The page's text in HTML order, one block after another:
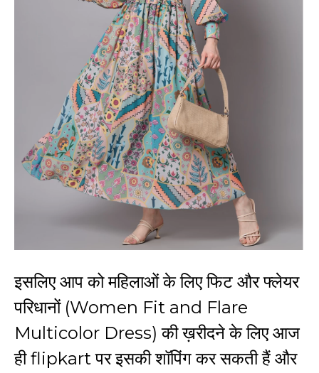
इसलिए आप को महिलाओं के लिए फिट और फ्लेयर
परिधानों (Women Fit and Flare
Multicolor Dress) की ख़रीदने के लिए आज
हीflipkartपर इसकी शॉपिंग कर सकती हैं और